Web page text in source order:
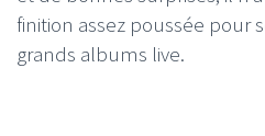
finition assez poussée pour
grands albums live.